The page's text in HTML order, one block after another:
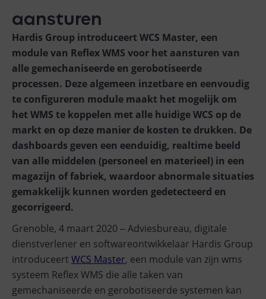
aansturen
Hardis Group introduceert WCS Master, een
module van Reflex WMS voor het aansturen van
alle gemechaniseerde en gerobotiseerde
processen. Deze algemeen inzetbare en eenvoudig
te configureren module maakt het mogelijk om
het WMS te koppelen met alle huidige WCS op de
markt en op deze manier de kosten te drukken. De
dashboards geven een eenduidig, realtime beeld
van alle middelen (personeel en materieel) in een
magazijn of fabriek, waardoor abnormale situaties
gemakkelijk kunnen worden gedetecteerd en
gecorrigeerd.
Grenoble, 4 maart 2020 ‒ Adviesbureau, digitale
dienstverlener en softwareontwikkelaar Hardis Group
introduceert WCS Master, een module van zijn wms
systeem Reflex WMS die alle taken van
gemechaniseerde en gerobotiseerde systemen kan